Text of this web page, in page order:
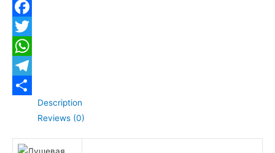
со
смесителем
и
квадратным
верхним
душем
quantity
Facebook
Twitter
WhatsApp
Telegram
ОтправитьDescription
Reviews (0)